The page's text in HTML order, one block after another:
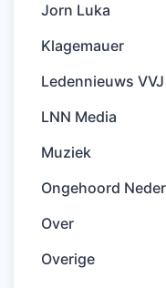
Jorn Luka
Klagemauer
Ledennieuws VVJ
LNN Media
Muziek
Ongehoord
Over
Overige